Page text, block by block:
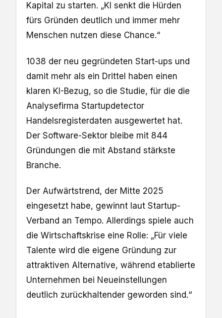
Kapital zu starten. „KI senkt die Hürden
fürs Gründen deutlich und immer mehr
Menschen nutzen diese Chance.“
1038 der neu gegründeten Start-ups und
damit mehr als ein Drittel haben einen
klaren KI-Bezug, so die Studie, für die die
Analysefirma Startupdetector
Handelsregisterdaten ausgewertet hat.
Der Software-Sektor bleibe mit 844
Gründungen die mit Abstand stärkste
Branche.
Der Aufwärtstrend, der Mitte 2025
eingesetzt habe, gewinnt laut Startup-
Verband an Tempo. Allerdings spiele auch
die Wirtschaftskrise eine Rolle: „Für viele
Talente wird die eigene Gründung zur
attraktiven Alternative, während etablierte
Unternehmen bei Neueinstellungen
deutlich zurückhaltender geworden sind.“